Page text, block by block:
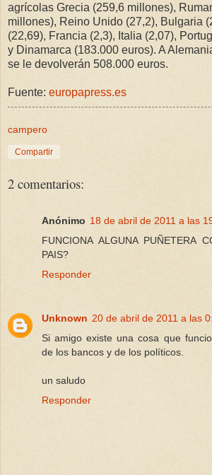
agrícolas Grecia (259,6 millones),
millones), Reino Unido (27,2), Bulgaria
(22,69), Francia (2,3), Italia (2,07),
y Dinamarca (183.000 euros). A
se le devolverán 508.000 euros.
Fuente: europapress.es
campero
Compartir
2 comentarios:
Anónimo 18 de abril de 2011 a las
FUNCIONA ALGUNA PUÑETERA
PAIS?
Responder
Unknown 20 de abril de 2011 a las
Si amigo existe una cosa que
de los bancos y de los políticos.
un saludo
Responder